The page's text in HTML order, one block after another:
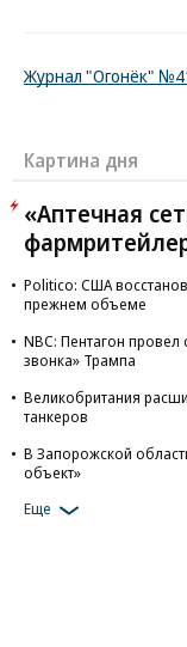
Журнал "Огонёк"
Картина дня
«Аптечная
Politico: США
прежнем объеме
NBC: Пентагон
звонка» Трампа
Великобритания
танкеров
В Запорожской
объект»
Еще